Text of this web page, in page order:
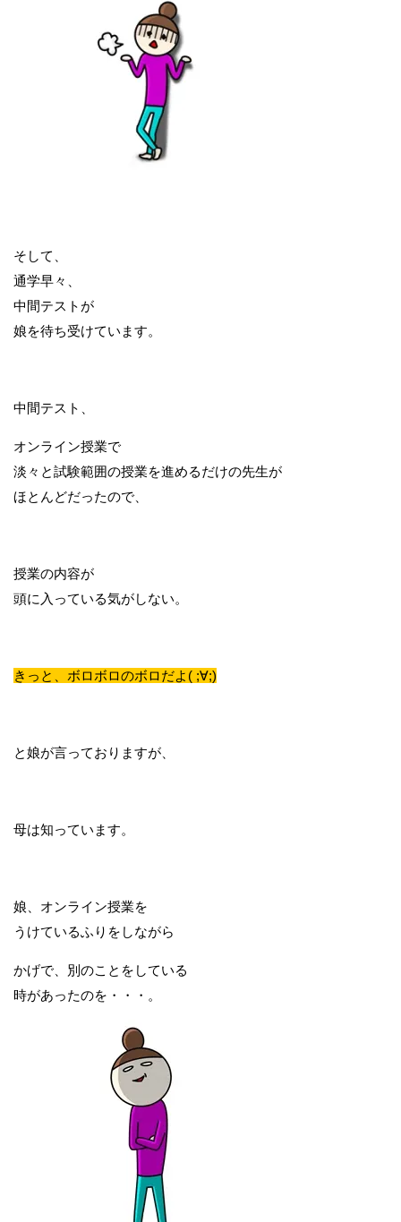
そして、
通学早々、
中間テストが
娘を待ち受けています。
中間テスト、
オンライン授業で
淡々と試験範囲の授業を進めるだけの先生が
ほとんどだったので、
授業の内容が
頭に入っている気がしない。
きっと、ボロボロのボロだよ( ;∀;)
と娘が言っておりますが、
母は知っています。
娘、オンライン授業を
うけているふりをしながら
かげで、別のことをしている
時があったのを・・・。